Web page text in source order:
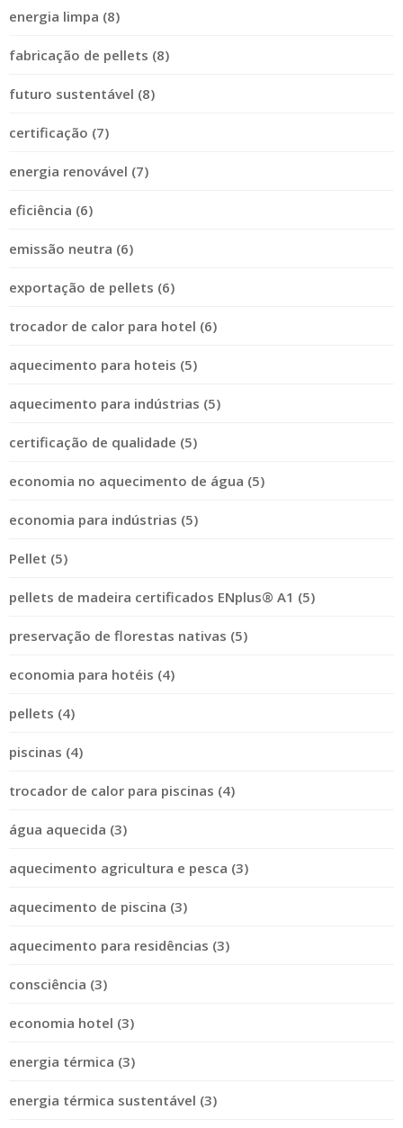
energia limpa (8)
fabricação de pellets (8)
futuro sustentável (8)
certificação (7)
energia renovável (7)
eficiência (6)
emissão neutra (6)
exportação de pellets (6)
trocador de calor para hotel (6)
aquecimento para hoteis (5)
aquecimento para indústrias (5)
certificação de qualidade (5)
economia no aquecimento de água (5)
economia para indústrias (5)
Pellet (5)
pellets de madeira certificados ENplus® A1 (5)
preservação de florestas nativas (5)
economia para hotéis (4)
pellets (4)
piscinas (4)
trocador de calor para piscinas (4)
água aquecida (3)
aquecimento agricultura e pesca (3)
aquecimento de piscina (3)
aquecimento para residências (3)
consciência (3)
economia hotel (3)
energia térmica (3)
energia térmica sustentável (3)